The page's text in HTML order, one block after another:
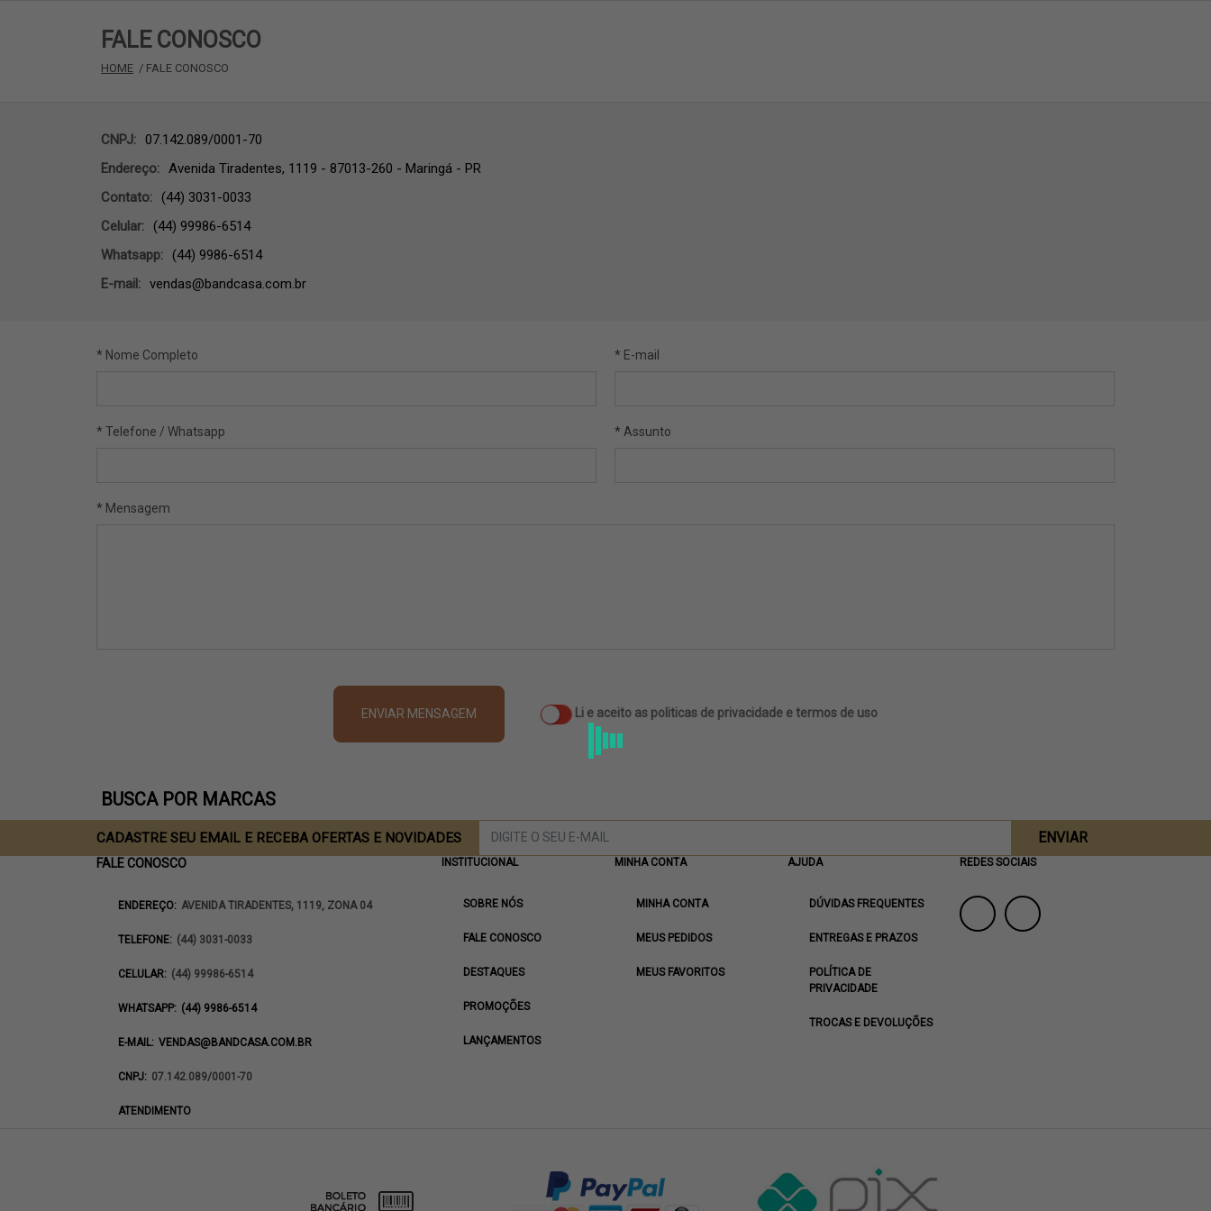
FALE CONOSCO
HOME / FALE CONOSCO
CNPJ: 07.142.089/0001-70
Endereço: Avenida Tiradentes, 1119 - 87013-260 - Maringá - PR
Contato: (44) 3031-0033
Celular: (44) 99986-6514
Whatsapp: (44) 9986-6514
E-mail: vendas@bandcasa.com.br
* Nome Completo * E-mail
* Telefone / Whatsapp * Assunto
* Mensagem
ENVIAR MENSAGEM Li e aceito as politicas de privacidade e termos de uso
BUSCA POR MARCAS
CADASTRE SEU EMAIL E RECEBA OFERTAS E NOVIDADES ENVIAR
FALE CONOSCO
ENDEREÇO: AVENIDA TIRADENTES, 1119, ZONA 04
TELEFONE: (44) 3031-0033
CELULAR: (44) 99986-6514
WHATSAPP: (44) 9986-6514
E-MAIL: VENDAS@BANDCASA.COM.BR
CNPJ: 07.142.089/0001-70
ATENDIMENTO
INSTITUCIONAL
SOBRE NÓS
FALE CONOSCO
DESTAQUES
PROMOÇÕES
LANÇAMENTOS
MINHA CONTA
MINHA CONTA
MEUS PEDIDOS
MEUS FAVORITOS
AJUDA
DÚVIDAS FREQUENTES
ENTREGAS E PRAZOS
POLÍTICA DE
PRIVACIDADE
TROCAS E DEVOLUÇÕES
REDES SOCIAIS